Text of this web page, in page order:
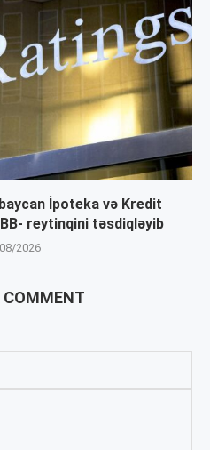
İpoteka və Kredit
reytinqini təsdiqləyib
2026
COMMENT